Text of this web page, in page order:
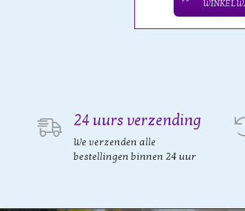
24 uurs verzending
We verzenden alle
bestellingen binnen 24 uur